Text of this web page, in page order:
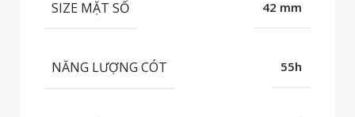
SIZE MẶT SỐ 42 mm
NĂNG LƯỢNG CÓT 55h